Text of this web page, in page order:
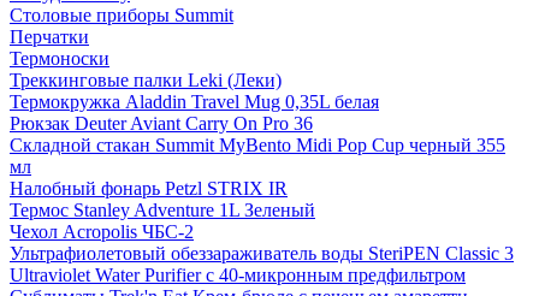
Столовые приборы Summit
Перчатки
Термоноски
Треккинговые палки Leki (Леки)
Термокружка Aladdin Travel Mug 0,35L белая
Рюкзак Deuter Aviant Carry On Pro 36
Складной стакан Summit MyBento Midi Pop Cup черный 355
мл
Налобный фонарь Petzl STRIX IR
Термос Stanley Adventure 1L Зеленый
Чехол Acropolis ЧБС-2
Ультрафиолетовый обеззараживатель воды SteriPEN Classic 3
Ultraviolet Water Purifier c 40-микронным предфильтром